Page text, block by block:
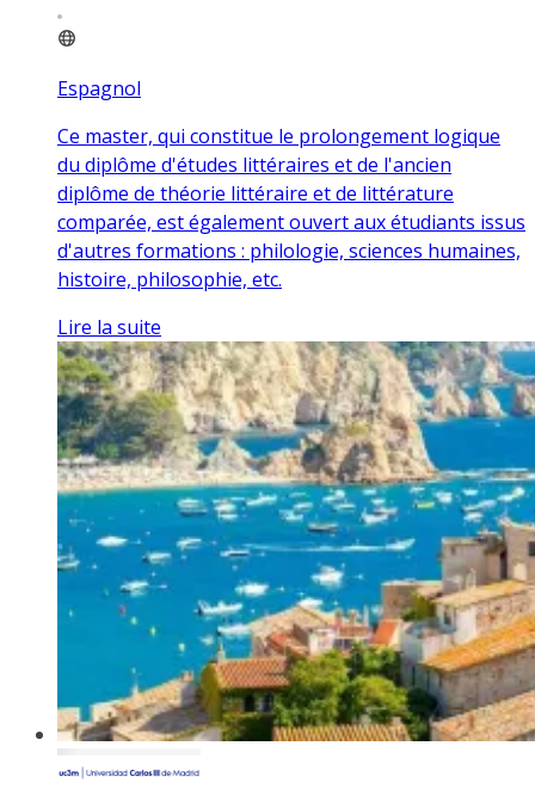
Espagnol
Ce master, qui constitue le prolongement logique
du diplôme d'études littéraires et de l'ancien
diplôme de théorie littéraire et de littérature
comparée, est également ouvert aux étudiants issus
d'autres formations : philologie, sciences humaines,
histoire, philosophie, etc.
Lire la suite